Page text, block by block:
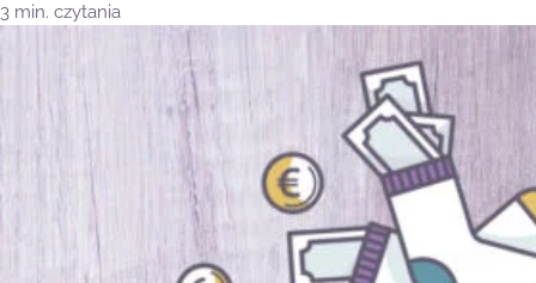
3 min. czytania